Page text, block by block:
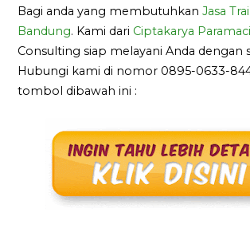
Bagi anda yang membutuhkanJasa
Bandung. Kami dari Ciptakarya
Consulting siap melayani Anda dengan
Hubungi kami di nomor 0895-0633-
tombol dibawah ini :